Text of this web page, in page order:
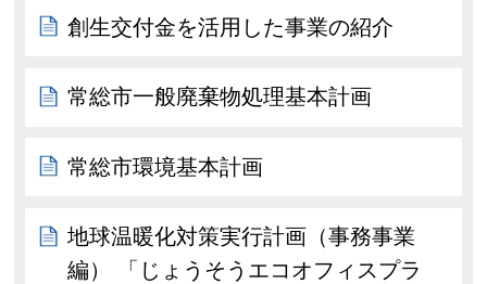
創生交付金を活用した事業の紹介
常総市一般廃棄物処理基本計画
常総市環境基本計画
地球温暖化対策実行計画（事務事業
編） 「じょうそうエコオフィスプラ